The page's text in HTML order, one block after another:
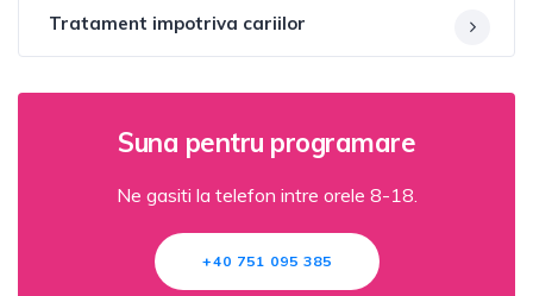
Tratament impotriva cariilor
Suna pentru programare
Ne gasiti la telefon intre orele 8-18.
+40 751 095 385